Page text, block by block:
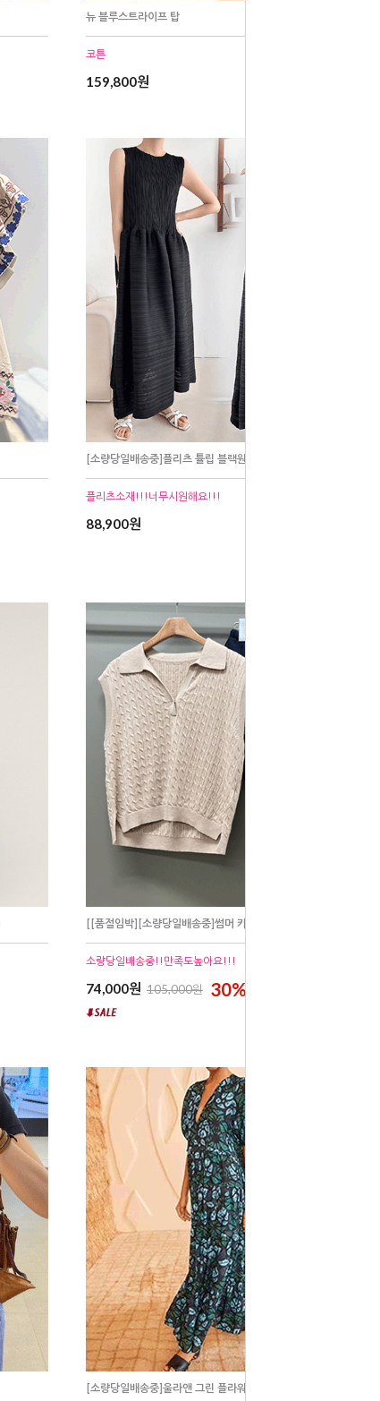
뉴 블루스트라이프 탑
코튼
159,800원
[소량당일배송중]플리츠 튤립 블랙원피스
플리츠소재!!!너무시원해요!!!
88,900원
[[품절임박][소량당일배송중]썸머 카라 케이블니트
소량당일배송중!!만족도높아요!!!
74,000원 105,000원 30%
[소량당일배송중]울라앤 그린 플라워 썸머 원피스